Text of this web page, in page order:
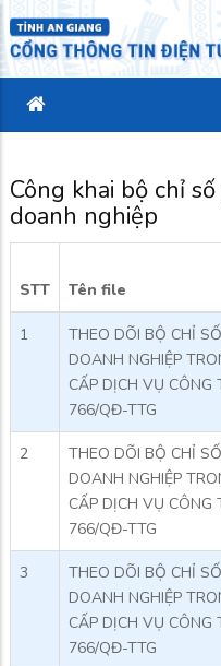
Công khai bộ chỉ
doanh nghiệp
STT Tên file
1
THEO DÕI BỘ CHỈ
DOANH NGHIỆP
CẤP DỊCH VỤ
766/QĐ-TTG
2
THEO DÕI BỘ CHỈ
DOANH NGHIỆP
CẤP DỊCH VỤ
766/QĐ-TTG
3
THEO DÕI BỘ CHỈ
DOANH NGHIỆP
CẤP DỊCH VỤ
766/QĐ-TTG